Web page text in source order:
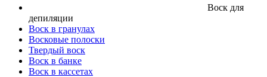
Воск для
депиляции
Воск в гранулах
Восковые полоски
Твердый воск
Воск в банке
Воск в кассетах